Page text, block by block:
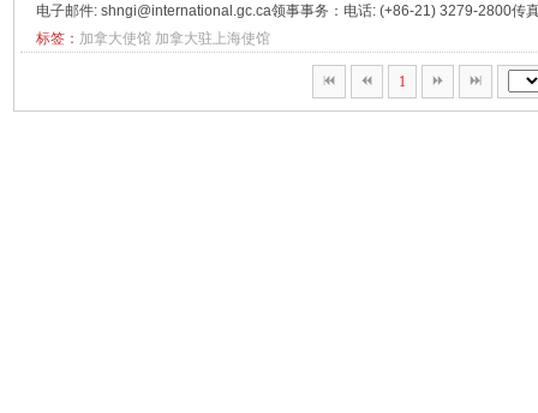
电子邮件: shngi@international.gc.ca领事事务：电话: (+86-21) 3279-2800传
标签： 加拿大使馆 加拿大驻上海使馆
1